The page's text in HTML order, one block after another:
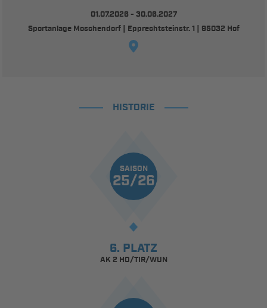
01.07.2026 - 30.06.2027
Sportanlage Moschendorf | Epprechtsteinstr. 1 | 95032 Hof
HISTORIE
SAISON
25/26
6. PLATZ
AK 2 HO/TIR/WUN